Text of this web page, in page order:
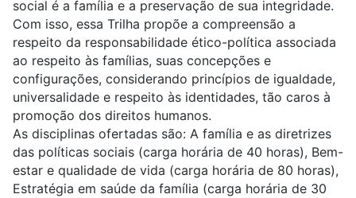
social é a família e a preservação de sua integridade.
Com isso, essa Trilha propõe a compreensão a
respeito da responsabilidade ético-política associada
ao respeito às famílias, suas concepções e
configurações, considerando princípios de igualdade,
universalidade e respeito às identidades, tão caros à
promoção dos direitos humanos.
As disciplinas ofertadas são: A família e as diretrizes
das políticas sociais (carga horária de 40 horas), Bem-
estar e qualidade de vida (carga horária de 80 horas),
Estratégia em saúde da família (carga horária de 30